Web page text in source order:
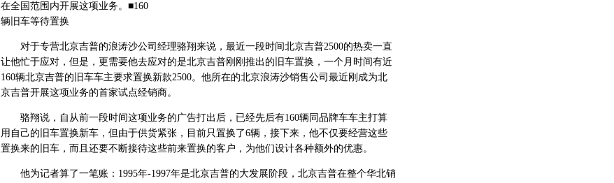
在全国范围内开展这项业务。■160
辆旧车等待置换
对于专营北京吉普的浪涛沙公司经理骆翔来说，最近一段时间北京吉普2500的热卖一直
让他忙于应对，但是，更需要他去应对的是北京吉普刚刚推出的旧车置换，一个月时间有近
160辆北京吉普的旧车车主要求置换新款2500。他所在的北京浪涛沙销售公司最近刚成为北
京吉普开展这项业务的首家试点经销商。
骆翔说，自从前一段时间这项业务的广告打出后，已经先后有160辆同品牌车车主打算
用自己的旧车置换新车，但由于供货紧张，目前只置换了6辆，接下来，他不仅要经营这些
置换来的旧车，而且还要不断接待这些前来置换的客户，为他们设计各种额外的优惠。
他为记者算了一笔账：1995年-1997年是北京吉普的大发展阶段，北京吉普在整个华北销